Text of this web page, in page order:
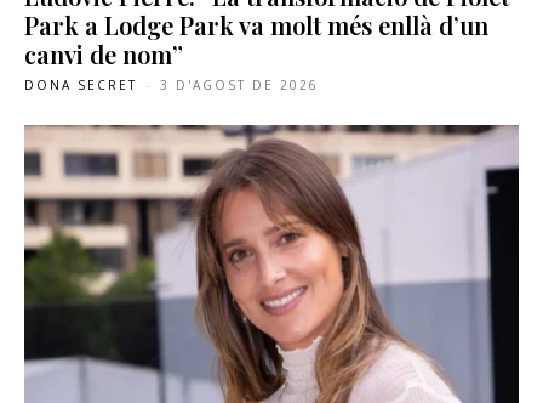
Park a Lodge Park va molt més enllà d’un
canvi de nom”
DONA SECRET - 3 D'AGOST DE 2026